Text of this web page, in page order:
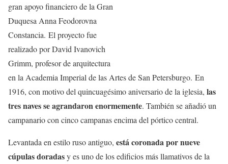
gran apoyo financiero de la Gran
Duquesa Anna Feodorovna
Constancia. El proyecto fue
realizado por David Ivanovich
Grimm, profesor de arquitectura
en la Academia Imperial de las Artes de San Petersburgo. En
1916, con motivo del quincuagésimo aniversario de la iglesia, las
tres naves se agrandaron enormemente. También se añadió un
campanario con cinco campanas encima del pórtico central.
Levantada en estilo ruso antiguo, está coronada por nueve
cúpulas doradasy es uno de los edificios más llamativos de la